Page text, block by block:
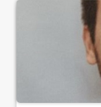
evento
contribuições